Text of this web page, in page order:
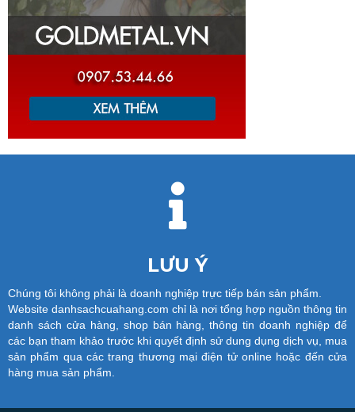
LƯU Ý
Chúng tôi không phải là doanh nghiệp trực tiếp bán sản phẩm.
Website danhsachcuahang.com chỉ là nơi tổng hợp nguồn thông tin
danh sách cửa hàng, shop bán hàng, thông tin doanh nghiệp để
các bạn tham khảo trước khi quyết định sử dung dụng dịch vụ, mua
sản phẩm qua các trang thương mại điện tử online hoặc đến cửa
hàng mua sản phẩm.